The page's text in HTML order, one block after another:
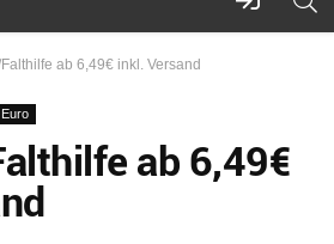
ab 6,49€ inkl. Versand
ab 6,49€